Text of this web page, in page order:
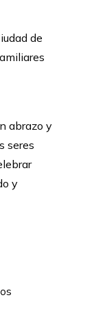
de
abrazo y
seres
y